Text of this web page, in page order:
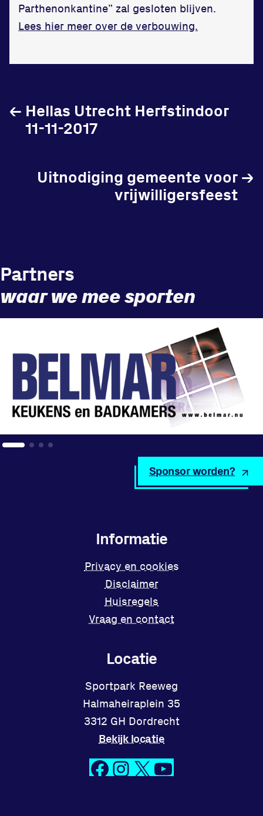
Zet een personal record
in onze gym
Fitness
Atleten
Vereniging
Sportpark Reeweg
Halmaheiraplein 35
3312 GH Dordrecht
Bekijk locatie
Informatie
Vraag en contact
Parthenonkantine” zal gesloten blijven.
Lees hier meer over de verbouwing.
Hellas Utrecht Herfstindoor
11-11-2017
←
Uitnodiging gemeente voor
vrijwilligersfeest
→
Locatie
Sportpark Reeweg
Halmaheiraplein 35
3312 GH Dordrecht
Bekijk locatie
Facebook Instagram X YouTube
Informatie
Privacy en cookies
Disclaimer
Huisregels
Vraag en contact
Partners
waar we mee sporten
Sponsor worden?